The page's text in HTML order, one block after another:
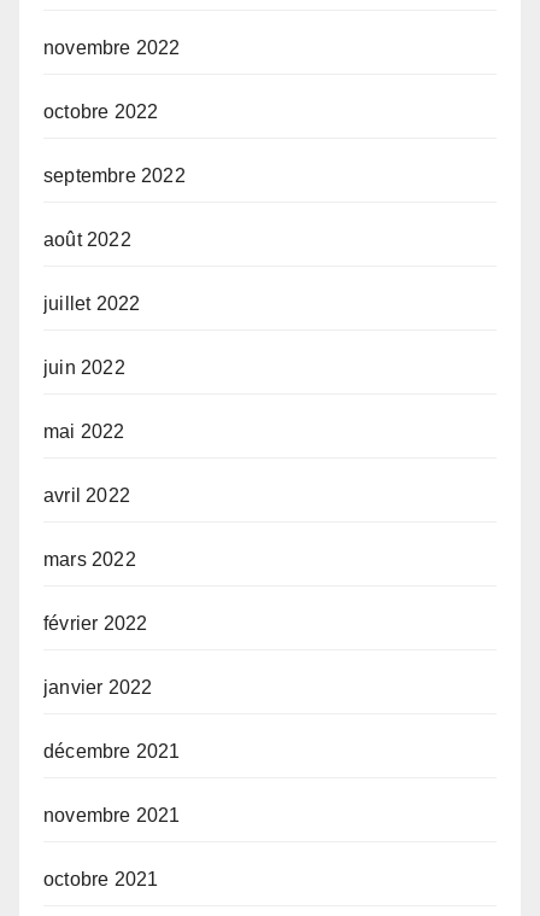
novembre 2022
octobre 2022
septembre 2022
août 2022
juillet 2022
juin 2022
mai 2022
avril 2022
mars 2022
février 2022
janvier 2022
décembre 2021
novembre 2021
octobre 2021